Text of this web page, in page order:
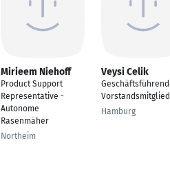
Mirieem Niehoff
Product Support
Representative -
Autonome
Rasenmäher
Northeim
Veysi Celik
Vorstandsmitglied
Hamburg